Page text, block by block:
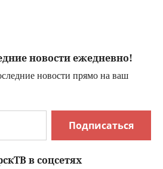
новости ежедневно!
новости прямо на ваш
Подписаться
в соцсетях